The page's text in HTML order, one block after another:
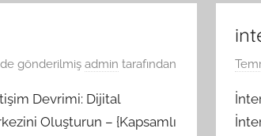
gönderilmiş admin tarafından
Devrimi: Dijital
Oluşturun – {Kapsamlı